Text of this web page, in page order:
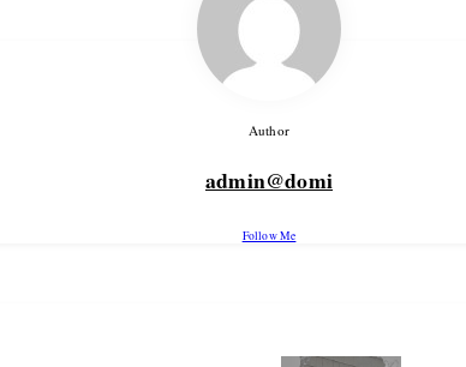
Author
admin@domi
Follow Me